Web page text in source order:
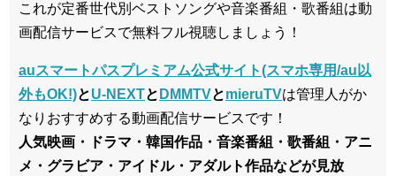
これが定番世代別ベストソングや音楽番組・歌番組は動
画配信サービスで無料フル視聴しましょう！
auスマートパスプレミアム公式サイト(スマホ専用/au以
外もOK!)とU-NEXTと DMMTVとmieruTVは管理人がか
なりおすすめする動画配信サービスです！
人気映画・ドラマ・韓国作品・音楽番組・歌番組・アニ
メ・グラビア・アイドル・アダルト作品などが見放